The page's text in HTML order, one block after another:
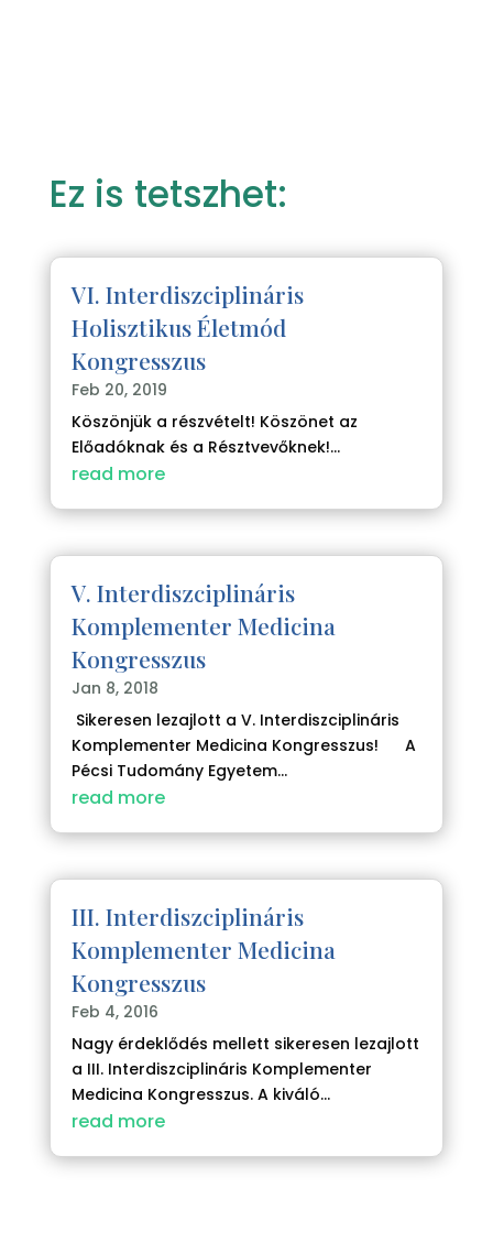
Ez is tetszhet:
VI. Interdiszciplináris
Holisztikus Életmód
Kongresszus
Feb 20, 2019
Köszönjük a részvételt! Köszönet az
Előadóknak és a Résztvevőknek!...
read more
V. Interdiszciplináris
Komplementer Medicina
Kongresszus
Jan 8, 2018
Sikeresen lezajlott a V. Interdiszciplináris
Komplementer Medicina Kongresszus! A
Pécsi Tudomány Egyetem...
read more
III. Interdiszciplináris
Komplementer Medicina
Kongresszus
Feb 4, 2016
Nagy érdeklődés mellett sikeresen lezajlott
a III. Interdiszciplináris Komplementer
Medicina Kongresszus. A kiváló...
read more